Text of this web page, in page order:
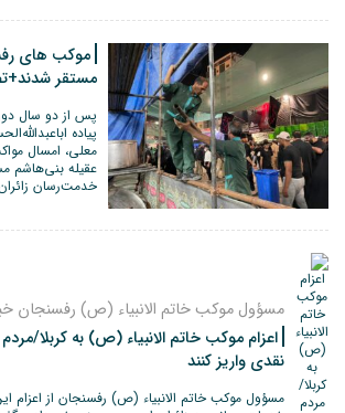
موکب های
مستقر
پس از دو سال
پیاده
معلی، امسال
عقیله بنی‌هاشم
خدمت‌رسان
مسؤول موکب خاتم الانبیاء (ص) رفسنجان
اعزام موکب خاتم الانبیاء (ص) به کربلا/
نقدی واریز کنند
مسؤول موکب خاتم الانبیاء (ص) رفسنجان از اعزام